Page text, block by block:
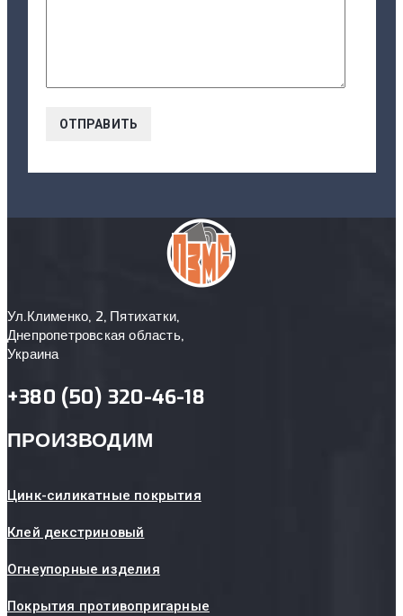
Ул.Клименко, 2, Пятихатки,
Днепропетровская область,
Украина
+380 (50) 320-46-18
ПРОИЗВОДИМ
Цинк-силикатные покрытия
Клей декстриновый
Огнеупорные изделия
Покрытия противопригарные